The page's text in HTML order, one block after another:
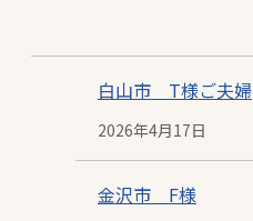
白山市 T様ご夫婦
投
稿
2026年4月17日
金沢市 F様